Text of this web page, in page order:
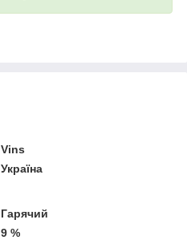
Vins
Україна
Гарячий
9 %